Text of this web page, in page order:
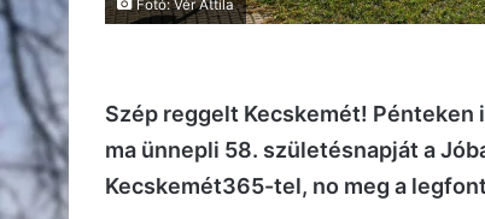
Fotó: Vér Attila
Szép reggelt Kecskemét!
ma ünnepli 58. születésnapját a
Kecskemét365-tel, no meg a